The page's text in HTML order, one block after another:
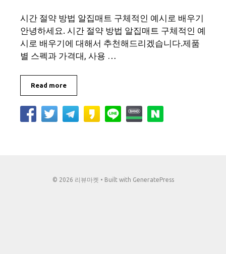
시간 절약 방법 알집매트 구체적인 예시로 배우기
안녕하세요. 시간 절약 방법 알집매트 구체적인 예
시로 배우기에 대해서 추천해드리겠습니다.제품
별 스펙과 가격대, 사용 …
Read more
© 2026 리뷰마켓 • Built with GeneratePress